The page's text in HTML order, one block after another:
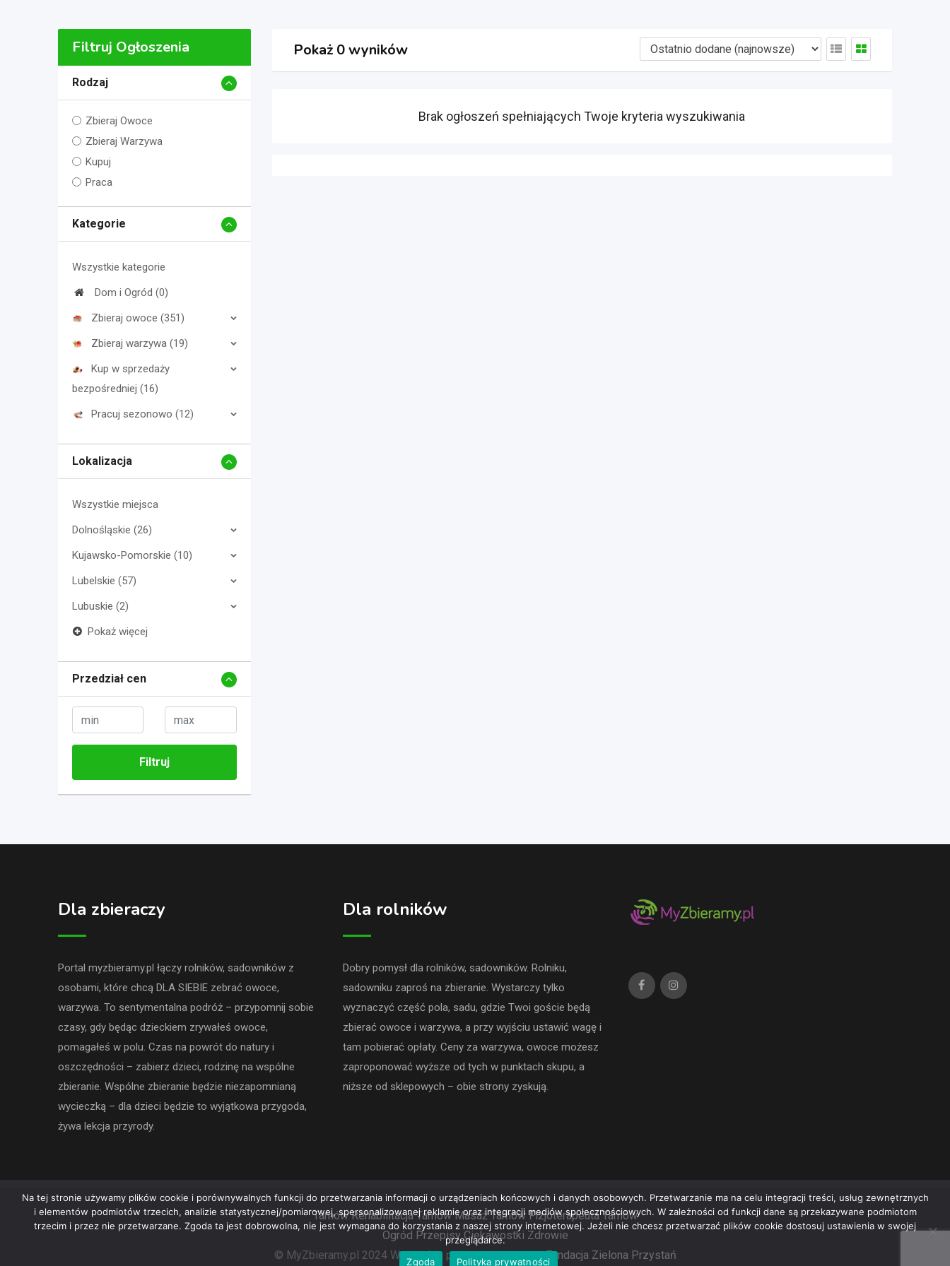
Filtruj Ogłoszenia
Rodzaj
Zbieraj Owoce
Zbieraj Warzywa
Kupuj
Praca
Kategorie
Wszystkie kategorie
Dom i Ogród (0)
Zbieraj owoce (351)
Zbieraj warzywa (19)
Kup w sprzedaży
bezpośredniej (16)
Pracuj sezonowo (12)
Lokalizacja
Wszystkie miejsca
Dolnośląskie (26)
Kujawsko-Pomorskie (10)
Lubelskie (57)
Lubuskie (2)
Pokaż więcej
Przedział cen
Filtruj
Pokaż 0 wyników
Brak ogłoszeń spełniających Twoje kryteria wyszukiwania
Dla zbieraczy
Portal myzbieramy.pl łączy rolników, sadowników z
osobami, które chcą DLA SIEBIE zebrać owoce,
warzywa. To sentymentalna podróż – przypomnij sobie
czasy, gdy będąc dzieckiem zrywałeś owoce,
pomagałeś w polu. Czas na powrót do natury i
oszczędności – zabierz dzieci, rodzinę na wspólne
zbieranie. Wspólne zbieranie będzie niezapomnianą
wycieczką – dla dzieci będzie to wyjątkowa przygoda,
żywa lekcja przyrody.
Dla rolników
Dobry pomysł dla rolników, sadowników. Rolniku,
sadowniku zaproś na zbieranie. Wystarczy tylko
wyznaczyć część pola, sadu, gdzie Twoi goście będą
zbierać owoce i warzywa, a przy wyjściu ustawić wagę i
tam pobierać opłaty. Ceny za warzywa, owoce możesz
zaproponować wyższe od tych w punktach skupu, a
niższe od sklepowych – obie strony zyskują.
Tarnów Rehabilitacja Tarnów Masaż Tarnów Fizjoterapeuta Tarnów
Ogród Przepisy Ciekawostki Zdrowie
© MyZbieramy.pl 2024 Wszystkie prawa zastrzeżone.Fundacja Zielona Przystań
Na tej stronie używamy plików cookie i porównywalnych funkcji do przetwarzania informacji o urządzeniach końcowych i danych osobowych. Przetwarzanie ma na celu integracji treści, usług zewnętrznych
i elementów podmiotów trzecich, analizie statystycznej/pomiarowej, spersonalizowanej reklamie oraz integracji mediów społecznościowych. W zależności od funkcji dane są przekazywane podmiotom
trzecim i przez nie przetwarzane. Zgoda ta jest dobrowolna, nie jest wymagana do korzystania z naszej strony internetowej. Jeżeli nie chcesz przetwarzać plików cookie dostosuj ustawienia w swojej
przeglądarce.
Zgoda
Polityka prywatności